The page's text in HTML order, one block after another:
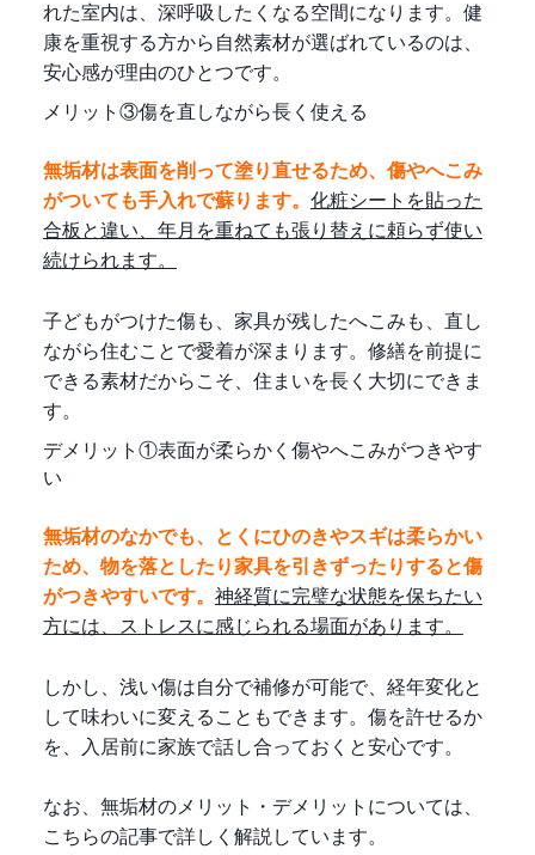
れた室内は、深呼吸したくなる空間になります。健
康を重視する方から自然素材が選ばれているのは、
安心感が理由のひとつです。
メリット③傷を直しながら長く使える
無垢材は表面を削って塗り直せるため、傷やへこみ
がついても手入れで蘇ります。 化粧シートを貼った
合板と違い、年月を重ねても張り替えに頼らず使い
続けられます。
子どもがつけた傷も、家具が残したへこみも、直し
ながら住むことで愛着が深まります。修繕を前提に
できる素材だからこそ、住まいを長く大切にできま
す。
デメリット①表面が柔らかく傷やへこみがつきやす
い
無垢材のなかでも、とくにひのきやスギは柔らかい
ため、物を落としたり家具を引きずったりすると傷
がつきやすいです。 神経質に完璧な状態を保ちたい
方には、ストレスに感じられる場面があります。
しかし、浅い傷は自分で補修が可能で、経年変化と
して味わいに変えることもできます。傷を許せるか
を、入居前に家族で話し合っておくと安心です。
なお、無垢材のメリット・デメリットについては、
こちらの記事で詳しく解説しています。